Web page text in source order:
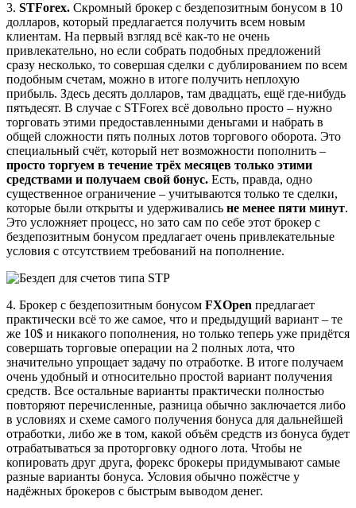
3. STForex. Скромный брокер с бездепозитным бонусом в 10
долларов, который предлагается получить всем новым
клиентам. На первый взгляд всё как-то не очень
привлекательно, но если собрать подобных предложений
сразу несколько, то совершая сделки с дублированием по всем
подобным счетам, можно в итоге получить неплохую
прибыль. Здесь десять долларов, там двадцать, ещё где-нибудь
пятьдесят. В случае с STForex всё довольно просто – нужно
торговать этими предоставленными деньгами и набрать в
общей сложности пять полных лотов торгового оборота. Это
специальный счёт, который нет возможности пополнить –
просто торгуем в течение трёх месяцев только этими
средствами и получаем свой бонус. Есть, правда, одно
существенное ограничение – учитываются только те сделки,
которые были открыты и удерживались не менее пяти минут.
Это усложняет процесс, но зато сам по себе этот брокер с
бездепозитным бонусом предлагает очень привлекательные
условия с отсутствием требований на пополнение.
4. Брокер с бездепозитным бонусом FXOpen предлагает
практически всё то же самое, что и предыдущий вариант – те
же 10$ и никакого пополнения, но только теперь уже придётся
совершать торговые операции на 2 полных лота, что
значительно упрощает задачу по отработке. В итоге получаем
очень удобный и относительно простой вариант получения
средств. Все остальные варианты практически полностью
повторяют перечисленные, разница обычно заключается либо
в условиях и схеме самого получения бонуса для дальнейшей
отработки, либо же в том, какой объём средств из бонуса будет
отрабатываться за проторговку одного лота. Чтобы не
копировать друг друга, форекс брокеры придумывают самые
разные варианты бонуса. Условия обычно пожёстче у
надёжных брокеров с быстрым выводом денег.